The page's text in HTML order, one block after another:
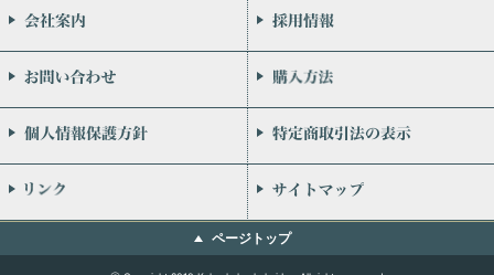
会社案内
お問い合わせ
個人情報保護方針
リンク
ページトップ